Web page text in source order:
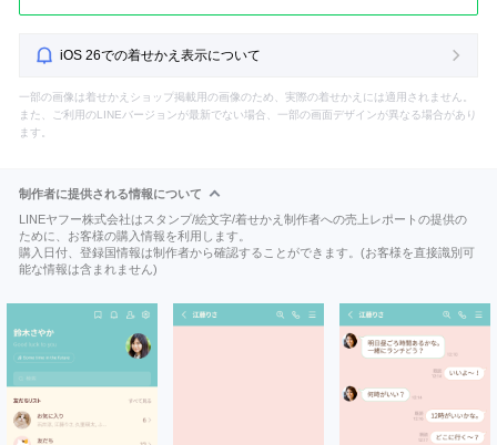
iOS 26での着せかえ表示について
一部の画像は着せかえショップ掲載用の画像のため、実際の着せかえには適用されません。
また、ご利用のLINEバージョンが最新でない場合、一部の画面デザインが異なる場合があり
ます。
制作者に提供される情報について
LINEヤフー株式会社はスタンプ/絵文字/着せかえ制作者への売上レポートの提供の
ために、お客様の購入情報を利用します。
購入日付、登録国情報は制作者から確認することができます。(お客様を直接識別可
能な情報は含まれません)